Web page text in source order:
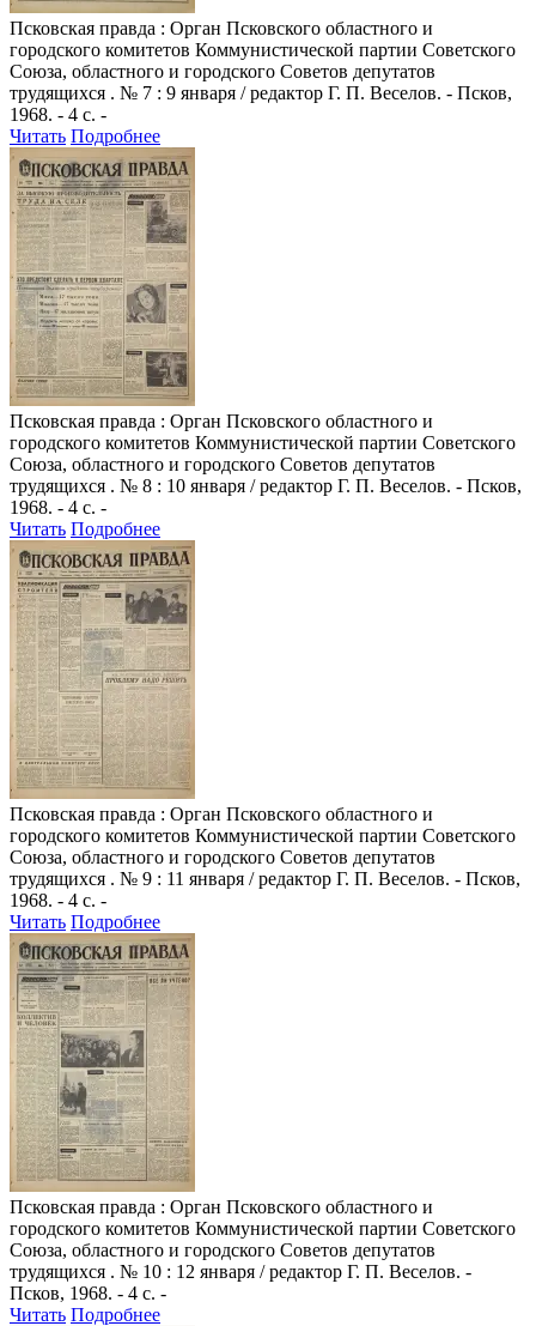
Псковская правда : Орган Псковского областного и
городского комитетов Коммунистической партии Советского
Союза, областного и городского Советов депутатов
трудящихся . № 7 : 9 января / редактор Г. П. Веселов. - Псков,
1968. - 4 с. -
Читать Подробнее
Псковская правда : Орган Псковского областного и
городского комитетов Коммунистической партии Советского
Союза, областного и городского Советов депутатов
трудящихся . № 8 : 10 января / редактор Г. П. Веселов. - Псков,
1968. - 4 с. -
Читать Подробнее
Псковская правда : Орган Псковского областного и
городского комитетов Коммунистической партии Советского
Союза, областного и городского Советов депутатов
трудящихся . № 9 : 11 января / редактор Г. П. Веселов. - Псков,
1968. - 4 с. -
Читать Подробнее
Псковская правда : Орган Псковского областного и
городского комитетов Коммунистической партии Советского
Союза, областного и городского Советов депутатов
трудящихся . № 10 : 12 января / редактор Г. П. Веселов. -
Псков, 1968. - 4 с. -
Читать Подробнее